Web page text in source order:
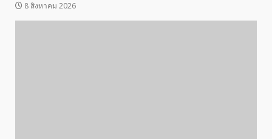
8 สิงหาคม 2026